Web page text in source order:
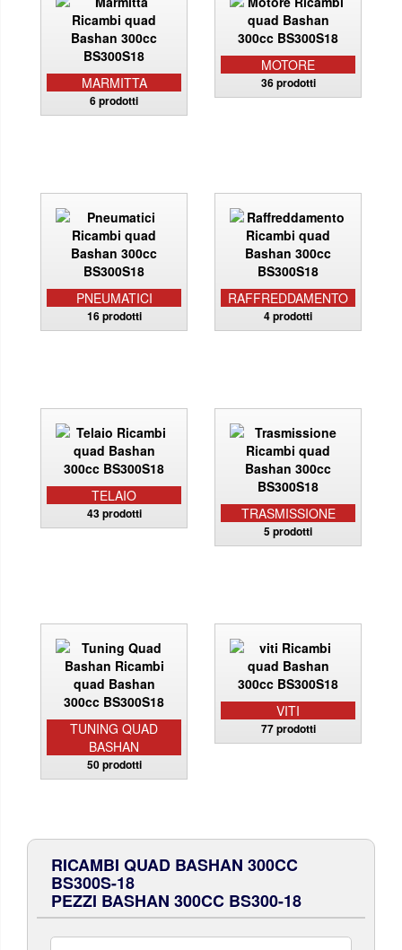
MARMITTA
6 prodotti
MOTORE
36 prodotti
PNEUMATICI
16 prodotti
RAFFREDDAMENTO
4 prodotti
TELAIO
43 prodotti TRASMISSIONE
5 prodotti
TUNING QUAD
BASHAN
50 prodotti
VITI
77 prodotti
RICAMBI QUAD BASHAN 300CC
BS300S-18
PEZZI BASHAN 300CC BS300-18